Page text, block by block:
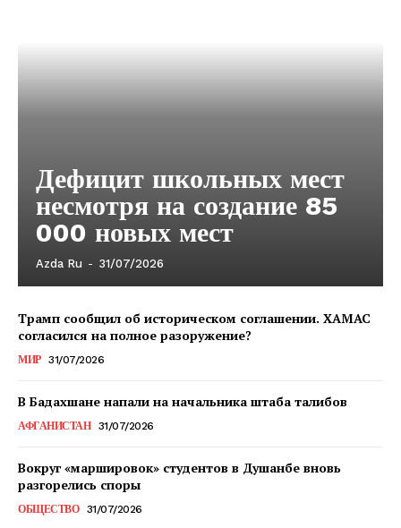
Дефицит школьных мест
несмотря на создание 85
000 новых мест
Azda Ru - 31/07/2026
Трамп сообщил об историческом соглашении. ХАМАС
согласился на полное разоружение?
МИР 31/07/2026
В Бадахшане напали на начальника штаба талибов
АФГАНИСТАН 31/07/2026
Вокруг «маршировок» студентов в Душанбе вновь
разгорелись споры
ОБЩЕСТВО 31/07/2026